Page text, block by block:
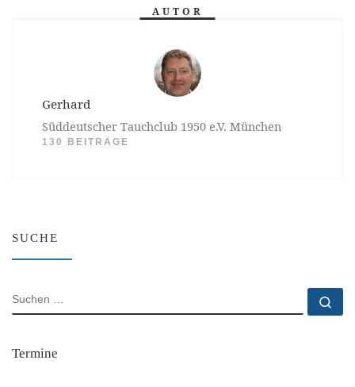
AUTOR
Gerhard
Süddeutscher Tauchclub 1950 e.V. München
130 BEITRÄGE
SUCHE
SUCHE
Termine